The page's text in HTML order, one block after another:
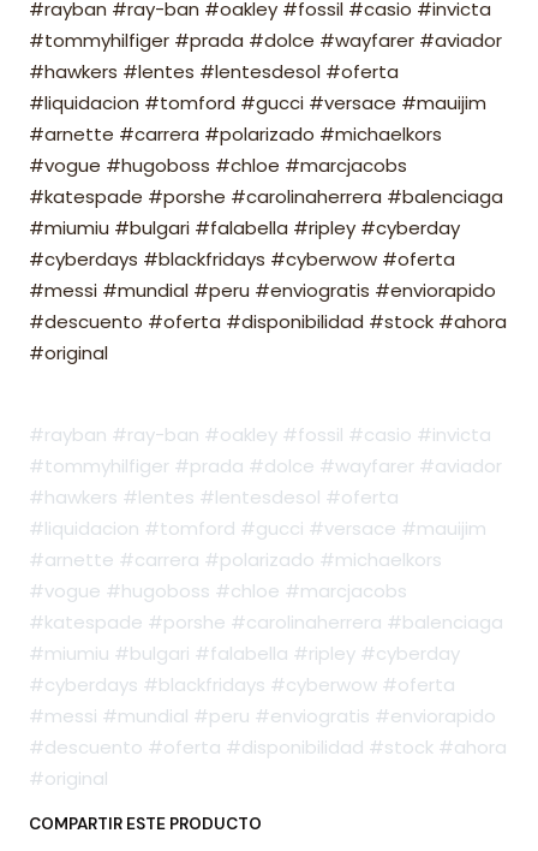
#rayban #ray-ban #oakley #fossil #casio #invicta
#tommyhilfiger #prada #dolce #wayfarer #aviador
#hawkers #lentes #lentesdesol #oferta
#liquidacion #tomford #gucci #versace #mauijim
#arnette #carrera #polarizado #michaelkors
#vogue #hugoboss #chloe #marcjacobs
#katespade #porshe #carolinaherrera #balenciaga
#miumiu #bulgari #falabella #ripley #cyberday
#cyberdays #blackfridays #cyberwow #oferta
#messi #mundial #peru #enviogratis #enviorapido
#descuento #oferta #disponibilidad #stock #ahora
#original
#rayban #ray-ban #oakley #fossil #casio #invicta
#tommyhilfiger #prada #dolce #wayfarer #aviador
#hawkers #lentes #lentesdesol #oferta
#liquidacion #tomford #gucci #versace #mauijim
#arnette #carrera #polarizado #michaelkors
#vogue #hugoboss #chloe #marcjacobs
#katespade #porshe #carolinaherrera #balenciaga
#miumiu #bulgari #falabella #ripley #cyberday
#cyberdays #blackfridays #cyberwow #oferta
#messi #mundial #peru #enviogratis #enviorapido
#descuento #oferta #disponibilidad #stock #ahora
#original
COMPARTIR ESTE PRODUCTO